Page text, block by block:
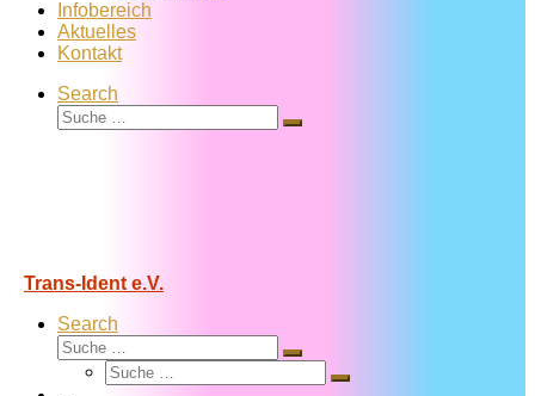
Infobereich
Aktuelles
Kontakt
Search
Suche
Suche
Trans-Ident e.V.
Search
Suche
Suche
Suche
Suche